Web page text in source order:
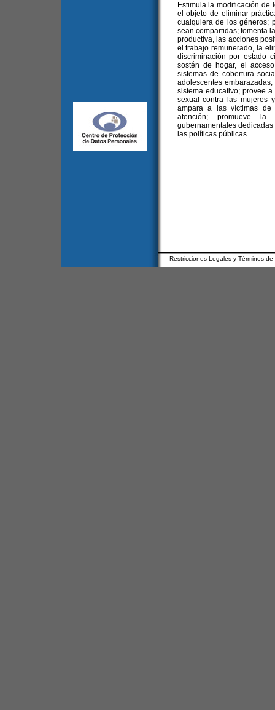
Estimula la modificación de
el objeto de eliminar
cualquiera de los géneros;
sean compartidas; fomenta
productiva, las acciones
el trabajo remunerado, la
discriminación por estado
sostén de hogar, el
sistemas de cobertura
adolescentes
sistema educativo; provee
sexual contra las mujeres
ampara a las víctimas
atención; promueve la
gubernamentales
las políticas públicas.
Restricciones Legales y Términos de